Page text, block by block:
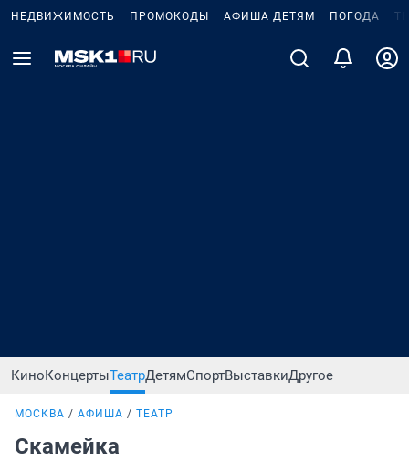
НЕДВИЖИМОСТЬ ПРОМОКОДЫ АФИША ДЕТЯМ ПОГОДА
КиноКонцертыТеатрДетямСпортВыставкиДругое
МОСКВА АФИША ТЕАТР
Скамейка